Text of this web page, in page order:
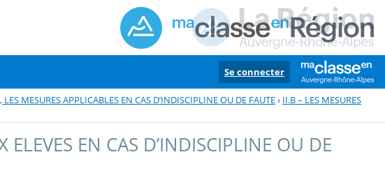
Se connecter
MESURES APPLICABLES EN CAS D’INDISCIPLINE OU DE FAUTE› II.B – LES MESURES
EN CAS D’INDISCIPLINE OU DE